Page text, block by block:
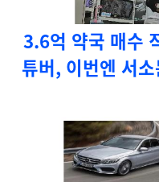
3.6억 약국 매수
튜버, 이번엔 서